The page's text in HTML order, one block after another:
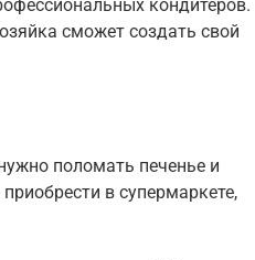
кондитеров.
сможет создать свой
поломать печенье и
в супермаркете,